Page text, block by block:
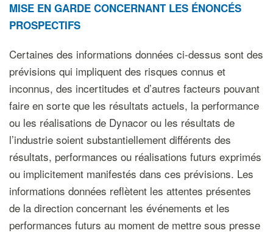
MISE EN GARDE CONCERNANT LES ÉNONCÉS
PROSPECTIFS
Certaines des informations données ci-dessus sont des
prévisions qui impliquent des risques connus et
inconnus, des incertitudes et d’autres facteurs pouvant
faire en sorte que les résultats actuels, la performance
ou les réalisations de Dynacor ou les résultats de
l’industrie soient substantiellement différents des
résultats, performances ou réalisations futurs exprimés
ou implicitement manifestés dans ces prévisions. Les
informations données reflètent les attentes présentes
de la direction concernant les événements et les
performances futurs au moment de mettre sous presse